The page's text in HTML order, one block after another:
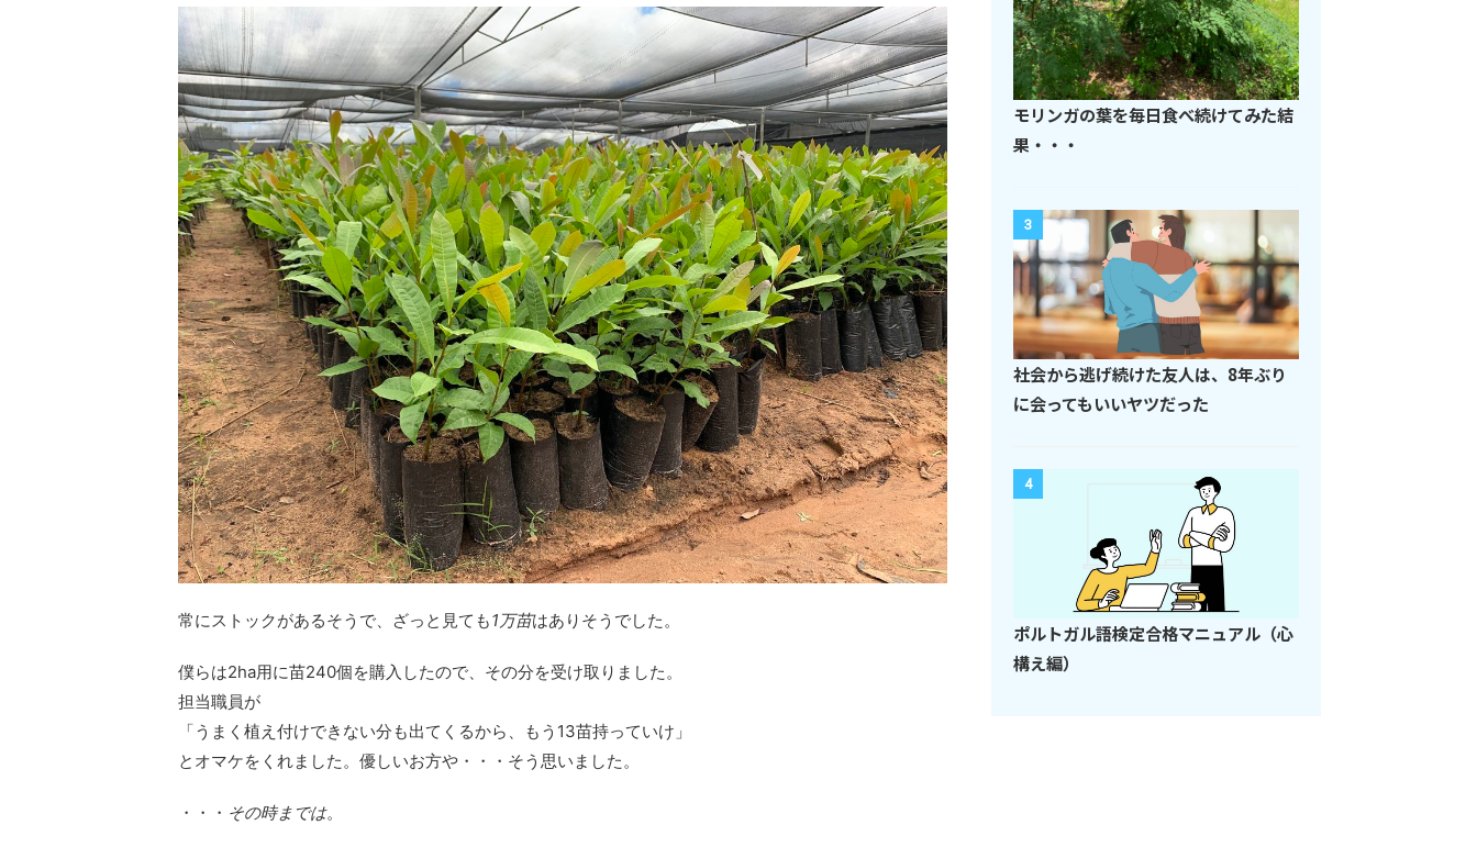
常にストックがあるそうで、ざっと見ても1万苗はありそうでした。
僕らは2ha用に苗240個を購入したので、その分を受け取りました。
担当職員が
「うまく植え付けできない分も出てくるから、もう13苗持っていけ」
とオマケをくれました。優しいお方や・・・そう思いました。
・・・ その時までは。
モリンガの葉を毎日食べ続けてみた結
果・・・
3
社会から逃げ続けた友人は、8年ぶり
に会ってもいいヤツだった
4
ポルトガル語検定合格マニュアル（心
構え編）